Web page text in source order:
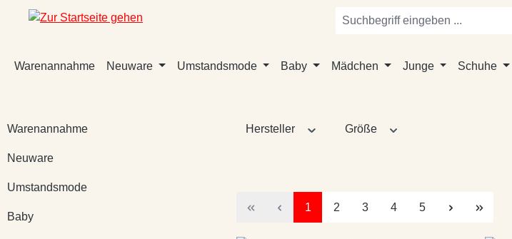
Hauptinhalt springen
Zur Suche springen
Zur Hauptnavigation springen
Warenannahme Neuware Umstandsmode Baby Mädchen Junge Schuhe
Warenannahme
Neuware
Umstandsmode
Baby
Hersteller Größe
Seite
1 Seite
2 Seite
3 Seite
4 Seite
5